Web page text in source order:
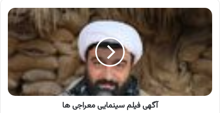
آگهی
فیلم
معراجی
ها
آگهی فیلم سینمایی معراجی ها